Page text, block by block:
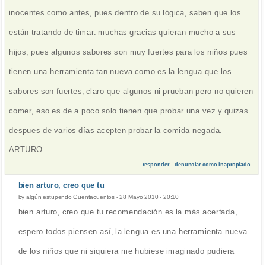
inocentes como antes, pues dentro de su lógica, saben que los
están tratando de timar. muchas gracias quieran mucho a sus
hijos, pues algunos sabores son muy fuertes para los niños pues
tienen una herramienta tan nueva como es la lengua que los
sabores son fuertes, claro que algunos ni prueban pero no quieren
comer, eso es de a poco solo tienen que probar una vez y quizas
despues de varios días acepten probar la comida negada.
ARTURO
responder denunciar como inapropiado
bien arturo, creo que tu
byalgún estupendo Cuentacuentos -28 Mayo 2010 - 20:10
bien arturo, creo que tu recomendación es la más acertada,
espero todos piensen así, la lengua es una herramienta nueva
de los niños que ni siquiera me hubiese imaginado pudiera